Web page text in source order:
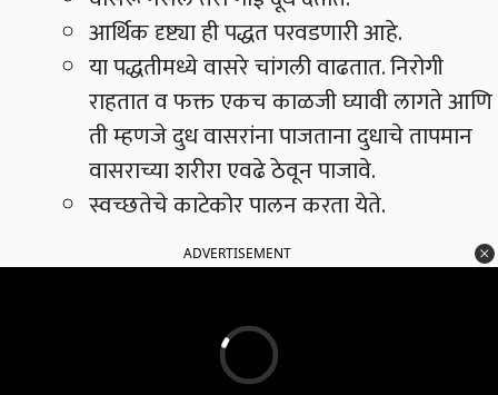
आर्थिक दृष्ट्या ही पद्धत परवडणारी आहे.
या पद्धतीमध्ये वासरे चांगली वाढतात. निरोगी
राहतात व फक्त एकच काळजी घ्यावी लागते आणि
ती म्हणजे दुध वासरांना पाजताना दुधाचे तापमान
वासराच्या शरीरा एवढे ठेवून पाजावे.
स्वच्छतेचे काटेकोर पालन करता येते.
ADVERTISEMENT